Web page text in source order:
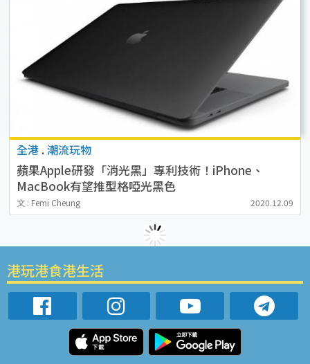
全港 . 潮流玩物
蘋果Apple研發「消光黑」專利技術！iPhone、
MacBook有望推型格啞光黑色
文 : Femi Cheung 2020.12.09
港玩港食港生活